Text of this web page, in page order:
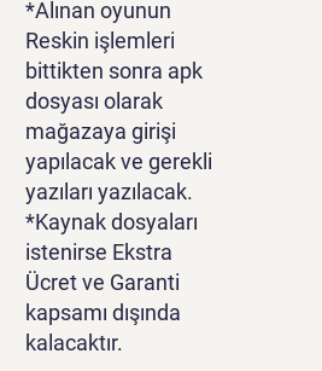
*Alınan oyunun
Reskin işlemleri
bittikten sonra apk
dosyası olarak
mağazaya girişi
yapılacak ve gerekli
yazıları yazılacak.
*Kaynak dosyaları
istenirse Ekstra
Ücret ve Garanti
kapsamı dışında
kalacaktır.